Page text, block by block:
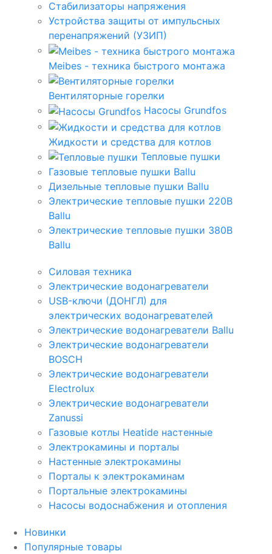
Стабилизаторы напряжения
Устройства защиты от импульсных
перенапряжений (УЗИП)
Meibes - техника быстрого монтажа
Вентиляторные горелки
Насосы Grundfos
Жидкости и средства для котлов
Тепловые пушки
Газовые тепловые пушки Ballu
Дизельные тепловые пушки Ballu
Электрические тепловые пушки 220В
Ballu
Электрические тепловые пушки 380В
Ballu
Силовая техника
Электрические водонагреватели
USB-ключи (ДОНГЛ) для
электрических водонагревателей
Электрические водонагреватели Ballu
Электрические водонагреватели
BOSCH
Электрические водонагреватели
Electrolux
Электрические водонагреватели
Zanussi
Газовые котлы Heatide настенные
Электрокамины и порталы
Настенные электрокамины
Порталы к электрокаминам
Портальные электрокамины
Насосы водоснабжения и отопления
Новинки
Популярные товары